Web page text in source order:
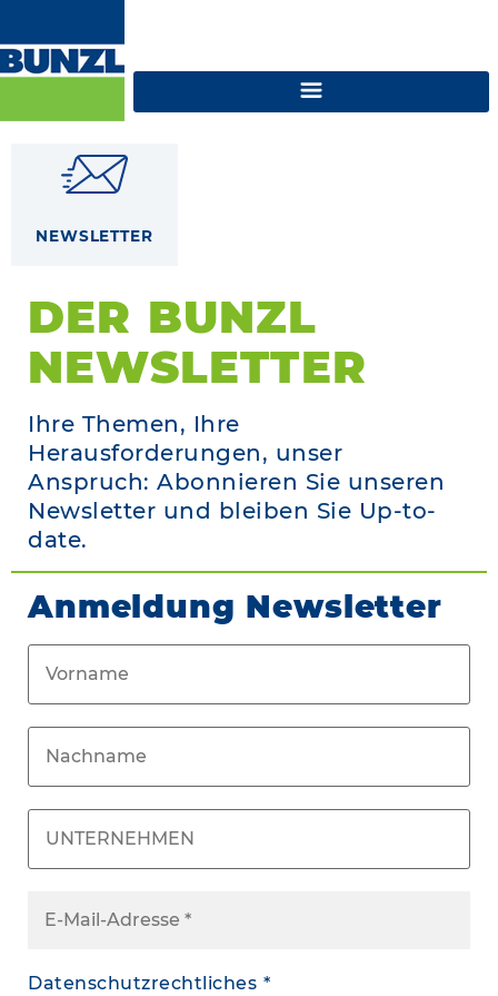
NEWSLETTER
DER BUNZL
NEWSLETTER
Ihre Themen, Ihre
Herausforderungen, unser
Anspruch: Abonnieren Sie unseren
Newsletter und bleiben Sie Up-to-
date.
Anmeldung Newsletter
Datenschutzrechtliches *